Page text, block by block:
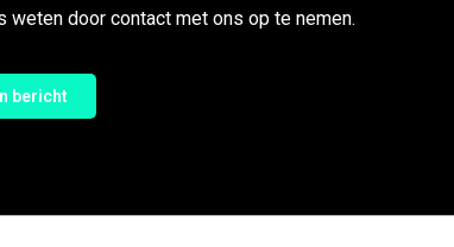
weten door contact met ons op te nemen.
bericht